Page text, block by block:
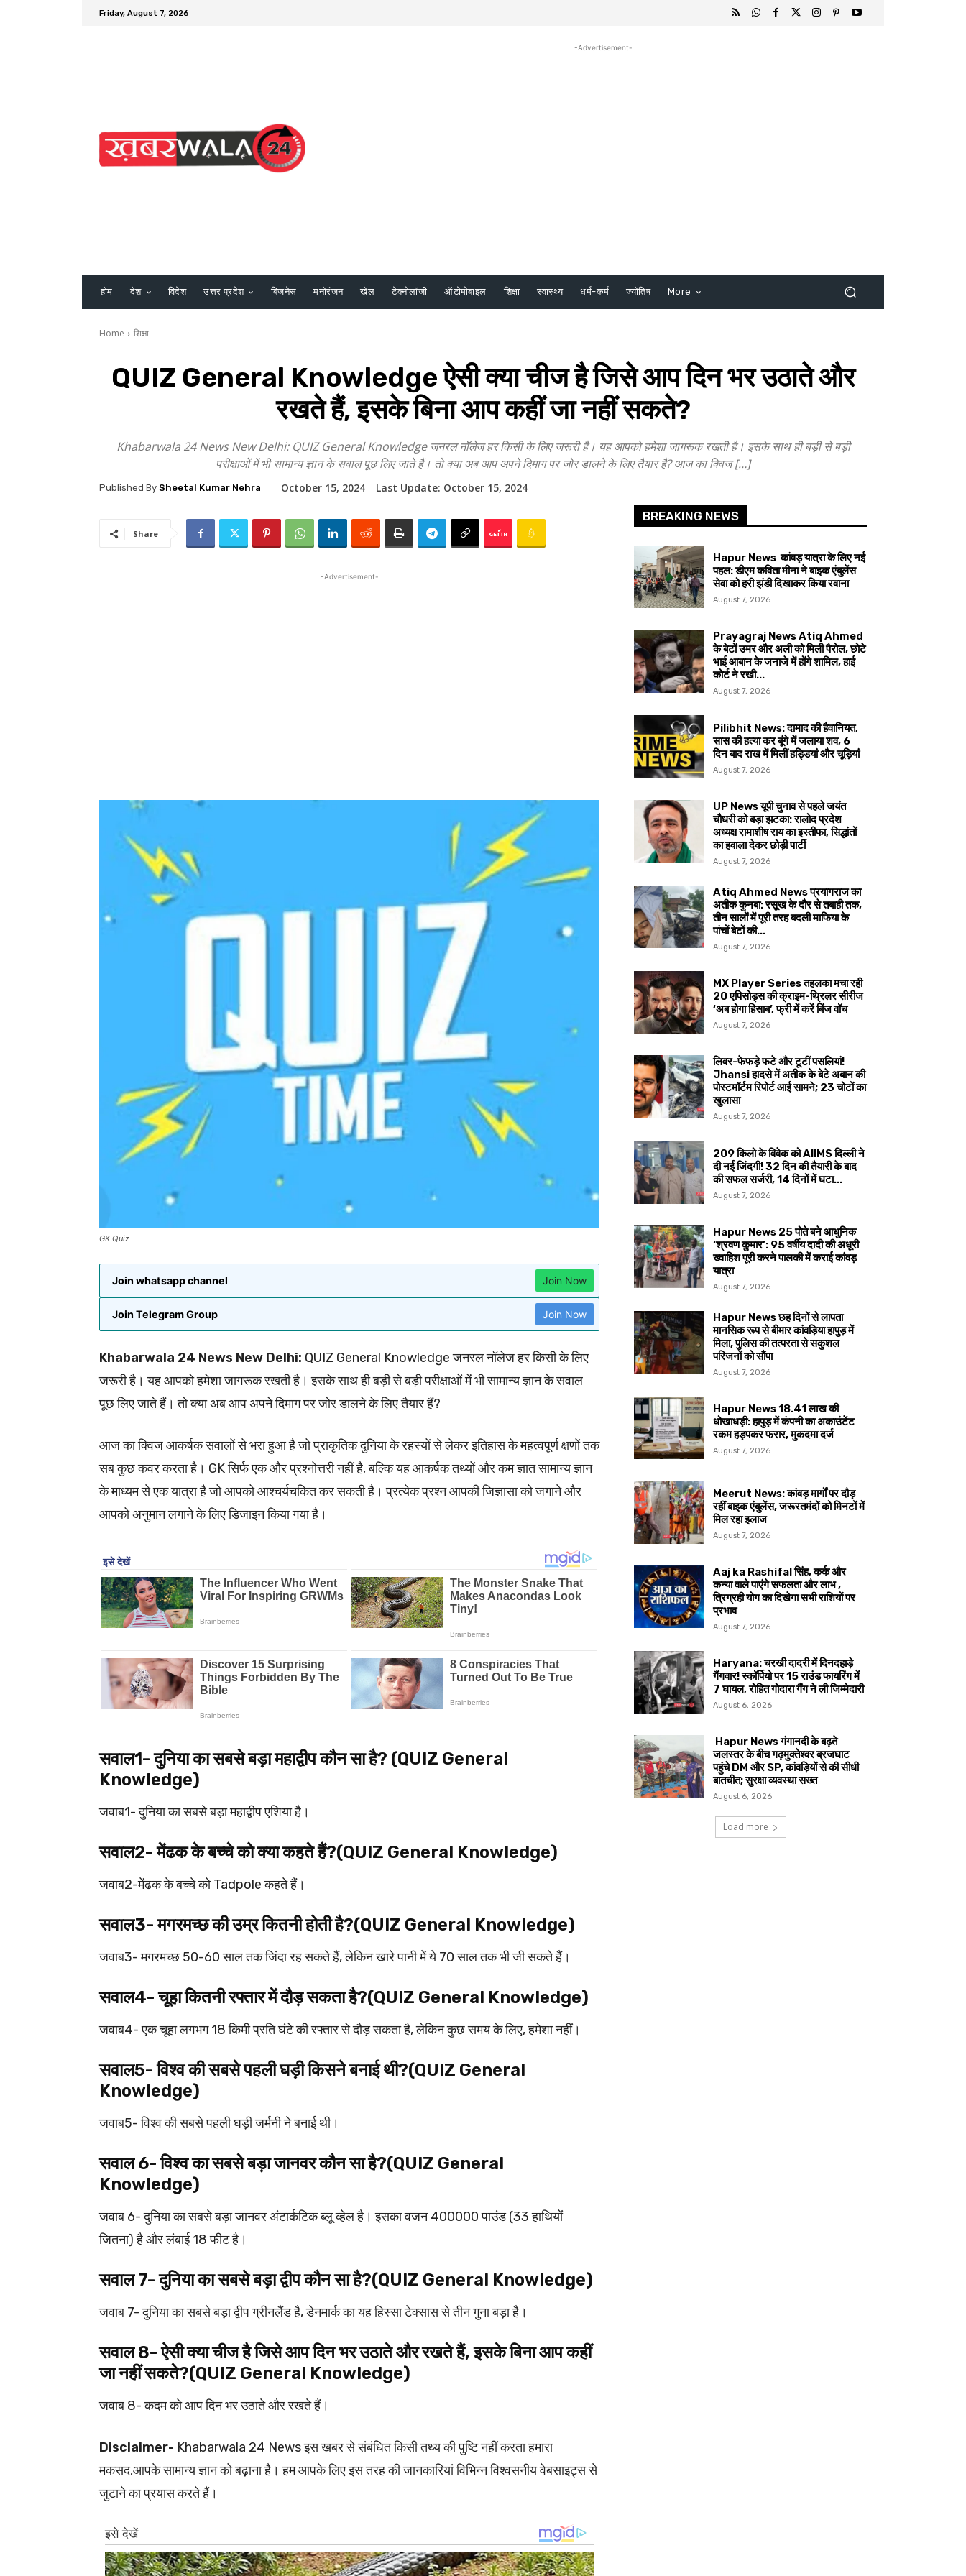
Friday, August 7, 2026
-Advertisement-
होम देश विदेश उत्तर प्रदेश बिजनेस मनोरंजन खेल टेक्नोलॉजी ऑटोमोबाइल शिक्षा स्वास्थ्य धर्म-कर्म ज्योतिष More
Home शिक्षा
QUIZ General Knowledge ऐसी क्या चीज है जिसे आप दिन भर उठाते और
रखते हैं, इसके बिना आप कहीं जा नहीं सकते?
Khabarwala 24 News New Delhi: QUIZ General Knowledge जनरल नॉलेज हर किसी के लिए जरूरी है। यह आपको हमेशा जागरूक रखती है। इसके साथ ही बड़ी से बड़ी
परीक्षाओं में भी सामान्य ज्ञान के सवाल पूछ लिए जाते हैं। तो क्या अब आप अपने दिमाग पर जोर डालने के लिए तैयार हैं? आज का क्विज […]
Published By Sheetal Kumar Nehra October 15, 2024 Last Update: October 15, 2024
Share
-Advertisement-
GK Quiz
Join whatsapp channel Join Now
Join Telegram Group Join Now
Khabarwala 24 News New Delhi: QUIZ General Knowledge जनरल नॉलेज हर किसी के लिए
जरूरी है। यह आपको हमेशा जागरूक रखती है। इसके साथ ही बड़ी से बड़ी परीक्षाओं में भी सामान्य ज्ञान के सवाल
पूछ लिए जाते हैं। तो क्या अब आप अपने दिमाग पर जोर डालने के लिए तैयार हैं?
आज का क्विज आकर्षक सवालों से भरा हुआ है जो प्राकृतिक दुनिया के रहस्यों से लेकर इतिहास के महत्वपूर्ण क्षणों तक
सब कुछ कवर करता है। GK सिर्फ एक और प्रश्नोत्तरी नहीं है, बल्कि यह आकर्षक तथ्यों और कम ज्ञात सामान्य ज्ञान
के माध्यम से एक यात्रा है जो आपको आश्चर्यचकित कर सकती है। प्रत्येक प्रश्न आपकी जिज्ञासा को जगाने और
आपको अनुमान लगाने के लिए डिजाइन किया गया है।
सवाल1- दुनिया का सबसे बड़ा महाद्वीप कौन सा है? (QUIZ General
Knowledge)
जवाब1- दुनिया का सबसे बड़ा महाद्वीप एशिया है।
सवाल2- मेंढक के बच्चे को क्या कहते हैं?(QUIZ General Knowledge)
जवाब2-मेंढक के बच्चे को Tadpole कहते हैं।
सवाल3- मगरमच्छ की उम्र कितनी होती है?(QUIZ General Knowledge)
जवाब3- मगरमच्छ 50-60 साल तक जिंदा रह सकते हैं, लेकिन खारे पानी में ये 70 साल तक भी जी सकते हैं।
सवाल4- चूहा कितनी रफ्तार में दौड़ सकता है?(QUIZ General Knowledge)
जवाब4- एक चूहा लगभग 18 किमी प्रति घंटे की रफ्तार से दौड़ सकता है, लेकिन कुछ समय के लिए, हमेशा नहीं।
सवाल5- विश्व की सबसे पहली घड़ी किसने बनाई थी?(QUIZ General
Knowledge)
जवाब5- विश्व की सबसे पहली घड़ी जर्मनी ने बनाई थी।
सवाल 6- विश्व का सबसे बड़ा जानवर कौन सा है?(QUIZ General
Knowledge)
जवाब 6- दुनिया का सबसे बड़ा जानवर अंटार्कटिक ब्लू व्हेल है। इसका वजन 400000 पाउंड (33 हाथियों
जितना) है और लंबाई 18 फीट है।
सवाल 7- दुनिया का सबसे बड़ा द्वीप कौन सा है?(QUIZ General Knowledge)
जवाब 7- दुनिया का सबसे बड़ा द्वीप ग्रीनलैंड है, डेनमार्क का यह हिस्सा टेक्सास से तीन गुना बड़ा है।
सवाल 8- ऐसी क्या चीज है जिसे आप दिन भर उठाते और रखते हैं, इसके बिना आप कहीं
जा नहीं सकते?(QUIZ General Knowledge)
जवाब 8- कदम को आप दिन भर उठाते और रखते हैं।
Disclaimer- Khabarwala 24 News इस खबर से संबंधित किसी तथ्य की पुष्टि नहीं करता हमारा
मकसद,आपके सामान्य ज्ञान को बढ़ाना है। हम आपके लिए इस तरह की जानकारियां विभिन्न विश्वसनीय वेबसाइट्स से
जुटाने का प्रयास करते हैं।
BREAKING NEWS
Hapur News कांवड़ यात्रा के लिए नई
पहल: डीएम कविता मीना ने बाइक एंबुलेंस
सेवा को हरी झंडी दिखाकर किया रवाना
August 7, 2026
Prayagraj News Atiq Ahmed
के बेटों उमर और अली को मिली पैरोल, छोटे
भाई आबान के जनाजे में होंगे शामिल, हाई
कोर्ट ने रखी...
August 7, 2026
Pilibhit News: दामाद की हैवानियत,
सास की हत्या कर बूंगे में जलाया शव, 6
दिन बाद राख में मिलीं हड्डियां और चूड़ियां
August 7, 2026
UP News यूपी चुनाव से पहले जयंत
चौधरी को बड़ा झटका: रालोद प्रदेश
अध्यक्ष रामाशीष राय का इस्तीफा, सिद्धांतों
का हवाला देकर छोड़ी पार्टी
August 7, 2026
Atiq Ahmed News प्रयागराज का
अतीक कुनबा: रसूख के दौर से तबाही तक,
तीन सालों में पूरी तरह बदली माफिया के
पांचों बेटों की...
August 7, 2026
MX Player Series तहलका मचा रही
20 एपिसोड्स की क्राइम-थ्रिलर सीरीज
‘अब होगा हिसाब’, फ्री में करें बिंज वॉच
August 7, 2026
लिवर-फेफड़े फटे और टूटीं पसलियां!
Jhansi हादसे में अतीक के बेटे अबान की
पोस्टमॉर्टम रिपोर्ट आई सामने; 23 चोटों का
खुलासा
August 7, 2026
209 किलो के विवेक को AIIMS दिल्ली ने
दी नई जिंदगी! 32 दिन की तैयारी के बाद
की सफल सर्जरी, 14 दिनों में घटा...
August 7, 2026
Hapur News 25 पोते बने आधुनिक
‘श्रवण कुमार’: 95 वर्षीय दादी की अधूरी
ख्वाहिश पूरी करने पालकी में कराई कांवड़
यात्रा
August 7, 2026
Hapur News छह दिनों से लापता
मानसिक रूप से बीमार कांवड़िया हापुड़ में
मिला, पुलिस की तत्परता से सकुशल
परिजनों को सौंपा
August 7, 2026
Hapur News 18.41 लाख की
धोखाधड़ी: हापुड़ में कंपनी का अकाउंटेंट
रकम हड़पकर फरार, मुकदमा दर्ज
August 7, 2026
Meerut News: कांवड़ मार्गों पर दौड़
रहीं बाइक एंबुलेंस, जरूरतमंदों को मिनटों में
मिल रहा इलाज
August 7, 2026
Aaj ka Rashifal सिंह, कर्क और
कन्या वाले पाएंगे सफलता और लाभ ,
त्रिग्रही योग का दिखेगा सभी राशियों पर
प्रभाव
August 7, 2026
Haryana: चरखी दादरी में दिनदहाड़े
गैंगवार! स्कॉर्पियो पर 15 राउंड फायरिंग में
7 घायल, रोहित गोदारा गैंग ने ली जिम्मेदारी
August 6, 2026
Hapur News गंगानदी के बढ़ते
जलस्तर के बीच गढ़मुक्तेश्वर ब्रजघाट
पहुंचे DM और SP, कांवड़ियों से की सीधी
बातचीत; सुरक्षा व्यवस्था सख्त
August 6, 2026
Load more